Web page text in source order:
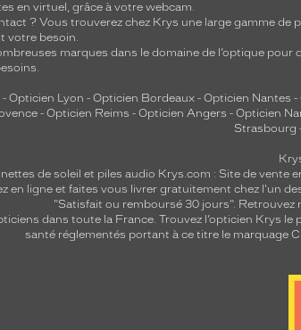
en virtuel, grâce à votre webcam.
? Vous trouverez chez Krys une large gamme
votre besoin.
marques dans le domaine de l’optique
- Opticien Lyon - Opticien Bordeaux - Opticien Nantes -
- Opticien Reims - Opticien Angers - Opticien
Strasbourg
de soleil et piles audio Krys.com : Site de vente
en ligne et faites vous livrer gratuitement chez l'un
"Satisfait ou remboursé 30 jours". Retrouvez
dans toute la France. Trouvez l’opticien Krys le
santé réglementés portant à ce titre le marquage